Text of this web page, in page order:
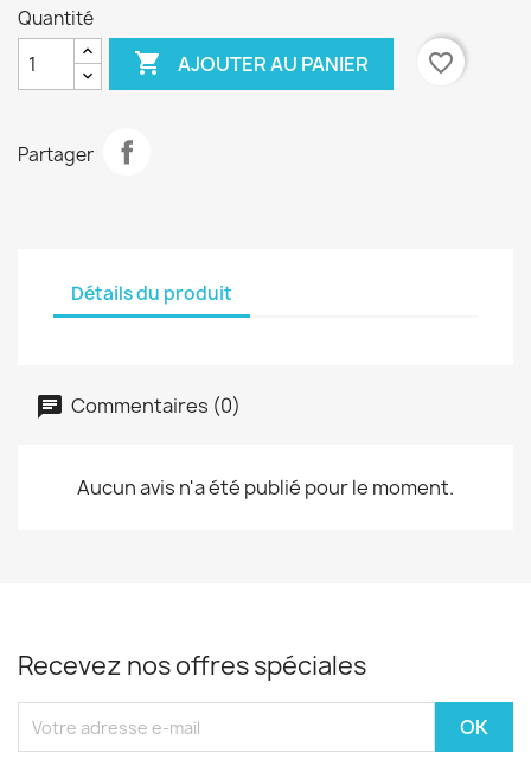
Quantité
 AJOUTER AU PANIER favorite_border
Partager
Détails du produit
Commentaires (0)
Aucun avis n'a été publié pour le moment.
Recevez nos offres spéciales